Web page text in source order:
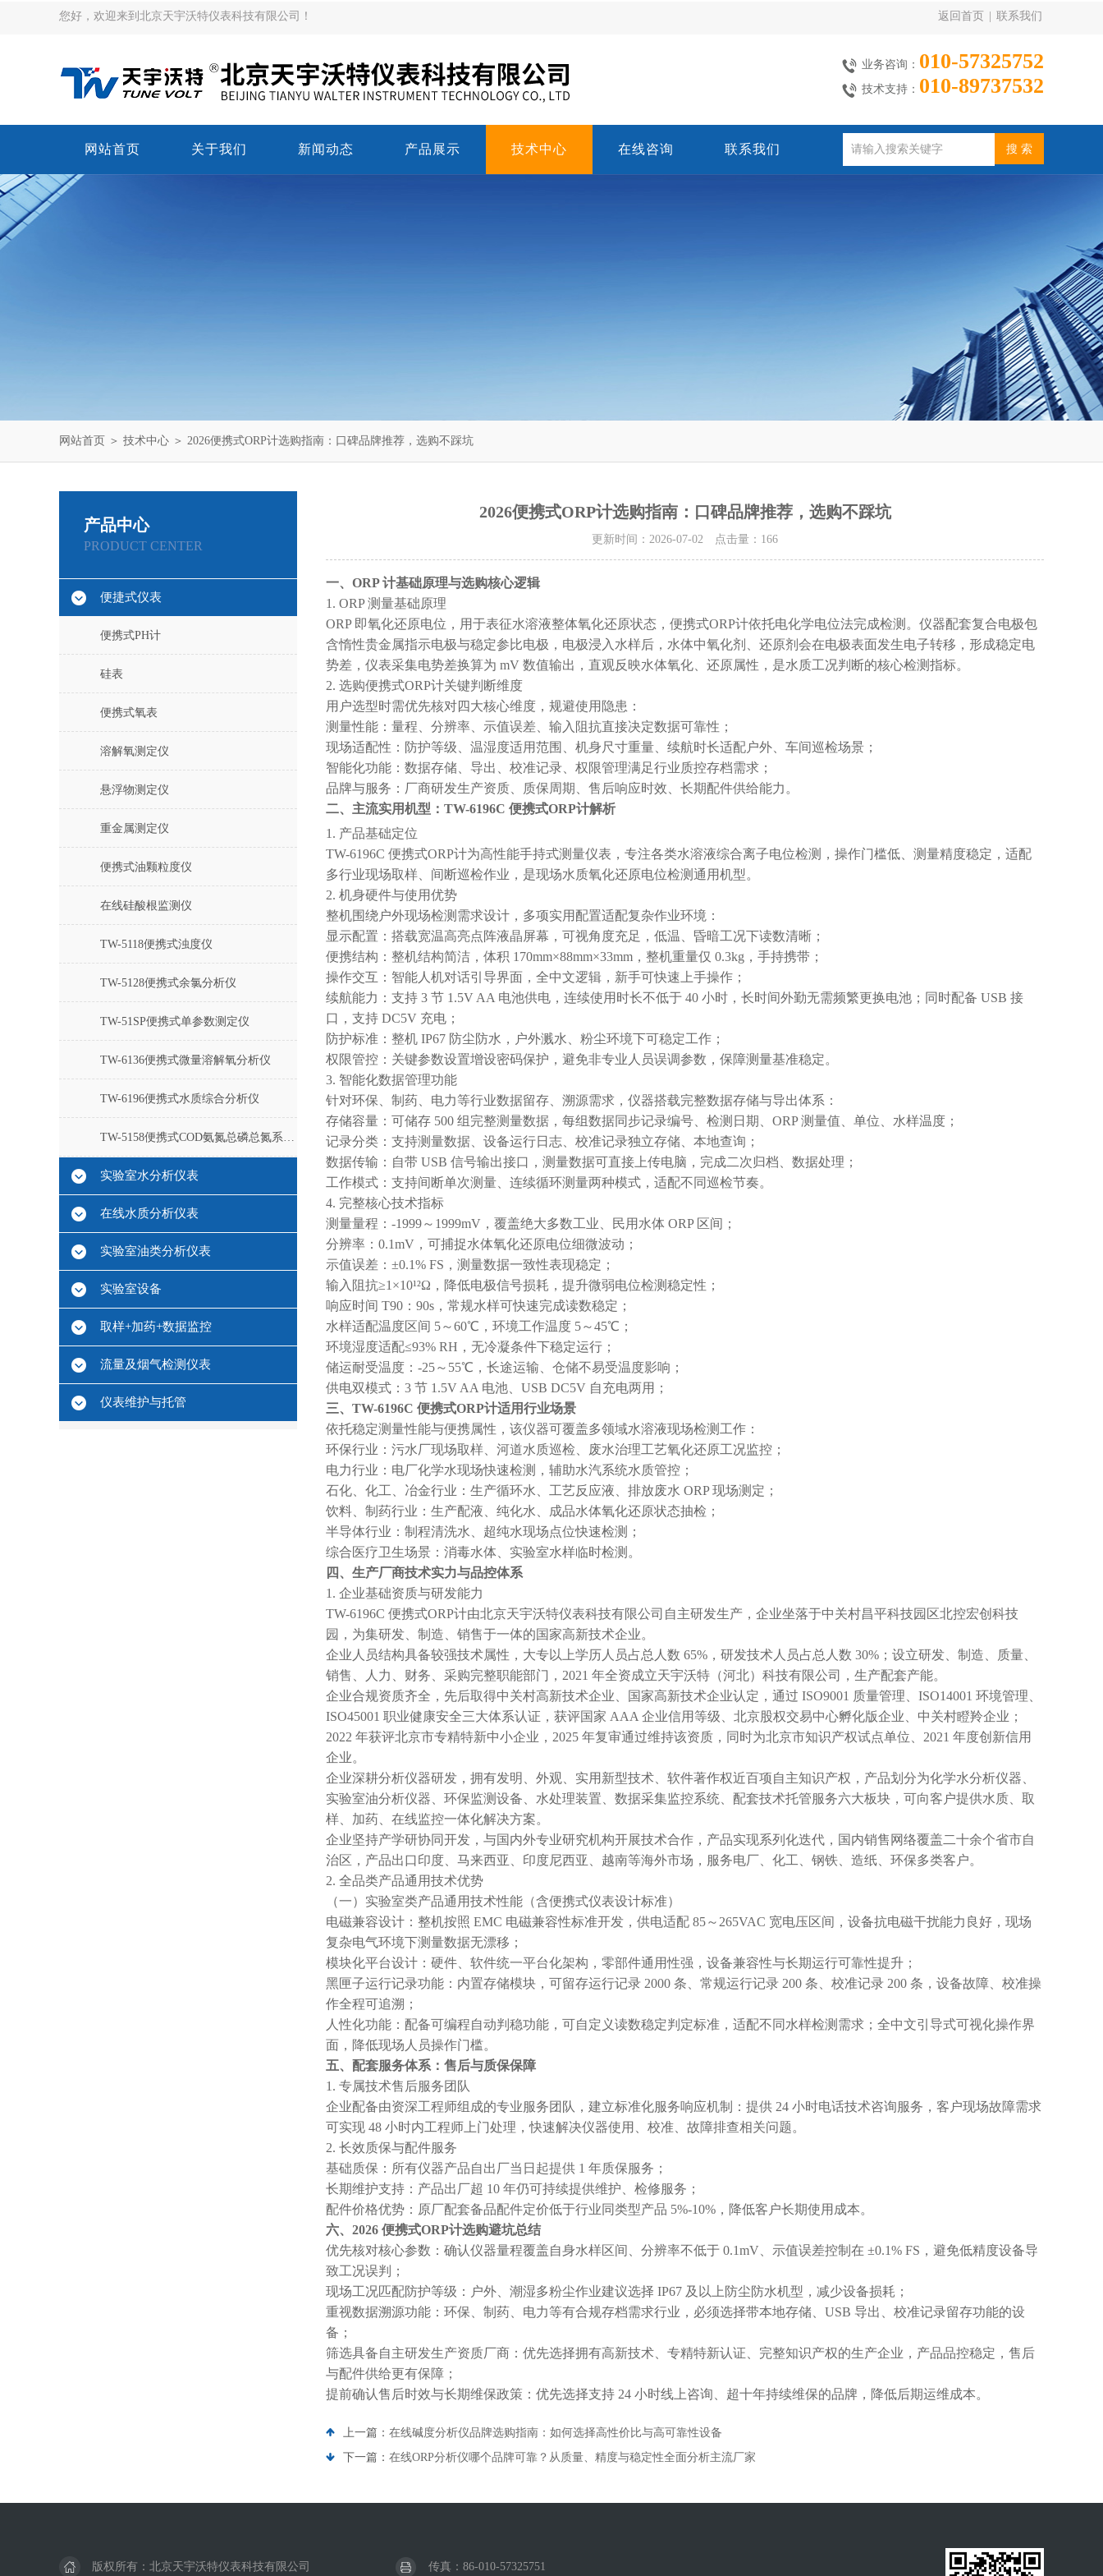
您好，欢迎来到北京天宇沃特仪表科技有限公司！ 返回首页 联系我们
业务咨询： 010-57325752
技术支持： 010-89737532
网站首页 关于我们 新闻动态 产品展示 技术中心 在线咨询 联系我们
网站首页 ＞ 技术中心 ＞ 2026便携式ORP计选购指南：口碑品牌推荐，选购不踩坑
产品中心
PRODUCT CENTER
便捷式仪表
便携式PH计
硅表
便携式氧表
溶解氧测定仪
悬浮物测定仪
重金属测定仪
便携式油颗粒度仪
在线硅酸根监测仪
TW-5118便携式浊度仪
TW-5128便携式余氯分析仪
TW-51SP便携式单参数测定仪
TW-6136便携式微量溶解氧分析仪
TW-6196便携式水质综合分析仪
TW-5158便携式COD氨氮总磷总氮系列测定仪
实验室水分析仪表
在线水质分析仪表
实验室油类分析仪表
实验室设备
取样+加药+数据监控
流量及烟气检测仪表
仪表维护与托管
2026便携式ORP计选购指南：口碑品牌推荐，选购不踩坑
更新时间：2026-07-02 点击量： 166
一、ORP 计基础原理与选购核心逻辑
1. ORP 测量基础原理
ORP 即氧化还原电位，用于表征水溶液整体氧化还原状态，便携式ORP计依托电化学电位法完成检测。仪器配套复合电极包
含惰性贵金属指示电极与稳定参比电极，电极浸入水样后，水体中氧化剂、还原剂会在电极表面发生电子转移，形成稳定电
势差，仪表采集电势差换算为 mV 数值输出，直观反映水体氧化、还原属性，是水质工况判断的核心检测指标。
2. 选购便携式ORP计关键判断维度
用户选型时需优先核对四大核心维度，规避使用隐患：
测量性能：量程、分辨率、示值误差、输入阻抗直接决定数据可靠性；
现场适配性：防护等级、温湿度适用范围、机身尺寸重量、续航时长适配户外、车间巡检场景；
智能化功能：数据存储、导出、校准记录、权限管理满足行业质控存档需求；
品牌与服务：厂商研发生产资质、质保周期、售后响应时效、长期配件供给能力。
二、主流实用机型：TW-6196C 便携式ORP计解析
1. 产品基础定位
TW-6196C 便携式ORP计为高性能手持式测量仪表，专注各类水溶液综合离子电位检测，操作门槛低、测量精度稳定，适配
多行业现场取样、间断巡检作业，是现场水质氧化还原电位检测通用机型。
2. 机身硬件与使用优势
整机围绕户外现场检测需求设计，多项实用配置适配复杂作业环境：
显示配置：搭载宽温高亮点阵液晶屏幕，可视角度充足，低温、昏暗工况下读数清晰；
便携结构：整机结构简洁，体积 170mm×88mm×33mm，整机重量仅 0.3kg，手持携带；
操作交互：智能人机对话引导界面，全中文逻辑，新手可快速上手操作；
续航能力：支持 3 节 1.5V AA 电池供电，连续使用时长不低于 40 小时，长时间外勤无需频繁更换电池；同时配备 USB 接
口，支持 DC5V 充电；
防护标准：整机 IP67 防尘防水，户外溅水、粉尘环境下可稳定工作；
权限管控：关键参数设置增设密码保护，避免非专业人员误调参数，保障测量基准稳定。
3. 智能化数据管理功能
针对环保、制药、电力等行业数据留存、溯源需求，仪器搭载完整数据存储与导出体系：
存储容量：可储存 500 组完整测量数据，每组数据同步记录编号、检测日期、ORP 测量值、单位、水样温度；
记录分类：支持测量数据、设备运行日志、校准记录独立存储、本地查询；
数据传输：自带 USB 信号输出接口，测量数据可直接上传电脑，完成二次归档、数据处理；
工作模式：支持间断单次测量、连续循环测量两种模式，适配不同巡检节奏。
4. 完整核心技术指标
测量量程：-1999～1999mV，覆盖绝大多数工业、民用水体 ORP 区间；
分辨率：0.1mV，可捕捉水体氧化还原电位细微波动；
示值误差：±0.1% FS，测量数据一致性表现稳定；
输入阻抗≥1×10¹²Ω，降低电极信号损耗，提升微弱电位检测稳定性；
响应时间 T90：90s，常规水样可快速完成读数稳定；
水样适配温度区间 5～60℃，环境工作温度 5～45℃；
环境湿度适配≤93% RH，无冷凝条件下稳定运行；
储运耐受温度：-25～55℃，长途运输、仓储不易受温度影响；
供电双模式：3 节 1.5V AA 电池、USB DC5V 自充电两用；
三、TW-6196C 便携式ORP计适用行业场景
依托稳定测量性能与便携属性，该仪器可覆盖多领域水溶液现场检测工作：
环保行业：污水厂现场取样、河道水质巡检、废水治理工艺氧化还原工况监控；
电力行业：电厂化学水现场快速检测，辅助水汽系统水质管控；
石化、化工、冶金行业：生产循环水、工艺反应液、排放废水 ORP 现场测定；
饮料、制药行业：生产配液、纯化水、成品水体氧化还原状态抽检；
半导体行业：制程清洗水、超纯水现场点位快速检测；
综合医疗卫生场景：消毒水体、实验室水样临时检测。
四、生产厂商技术实力与品控体系
1. 企业基础资质与研发能力
TW-6196C 便携式ORP计由北京天宇沃特仪表科技有限公司自主研发生产，企业坐落于中关村昌平科技园区北控宏创科技
园，为集研发、制造、销售于一体的国家高新技术企业。
企业人员结构具备较强技术属性，大专以上学历人员占总人数 65%，研发技术人员占总人数 30%；设立研发、制造、质量、
销售、人力、财务、采购完整职能部门，2021 年全资成立天宇沃特（河北）科技有限公司，生产配套产能。
企业合规资质齐全，先后取得中关村高新技术企业、国家高新技术企业认定，通过 ISO9001 质量管理、ISO14001 环境管理、
ISO45001 职业健康安全三大体系认证，获评国家 AAA 企业信用等级、北京股权交易中心孵化版企业、中关村瞪羚企业；
2022 年获评北京市专精特新中小企业，2025 年复审通过维持该资质，同时为北京市知识产权试点单位、2021 年度创新信用
企业。
企业深耕分析仪器研发，拥有发明、外观、实用新型技术、软件著作权近百项自主知识产权，产品划分为化学水分析仪器、
实验室油分析仪器、环保监测设备、水处理装置、数据采集监控系统、配套技术托管服务六大板块，可向客户提供水质、取
样、加药、在线监控一体化解决方案。
企业坚持产学研协同开发，与国内外专业研究机构开展技术合作，产品实现系列化迭代，国内销售网络覆盖二十余个省市自
治区，产品出口印度、马来西亚、印度尼西亚、越南等海外市场，服务电厂、化工、钢铁、造纸、环保多类客户。
2. 全品类产品通用技术优势
（一）实验室类产品通用技术性能（含便携式仪表设计标准）
电磁兼容设计：整机按照 EMC 电磁兼容性标准开发，供电适配 85～265VAC 宽电压区间，设备抗电磁干扰能力良好，现场
复杂电气环境下测量数据无漂移；
模块化平台设计：硬件、软件统一平台化架构，零部件通用性强，设备兼容性与长期运行可靠性提升；
黑匣子运行记录功能：内置存储模块，可留存运行记录 2000 条、常规运行记录 200 条、校准记录 200 条，设备故障、校准操
作全程可追溯；
人性化功能：配备可编程自动判稳功能，可自定义读数稳定判定标准，适配不同水样检测需求；全中文引导式可视化操作界
面，降低现场人员操作门槛。
五、配套服务体系：售后与质保保障
1. 专属技术售后服务团队
企业配备由资深工程师组成的专业服务团队，建立标准化服务响应机制：提供 24 小时电话技术咨询服务，客户现场故障需求
可实现 48 小时内工程师上门处理，快速解决仪器使用、校准、故障排查相关问题。
2. 长效质保与配件服务
基础质保：所有仪器产品自出厂当日起提供 1 年质保服务；
长期维护支持：产品出厂超 10 年仍可持续提供维护、检修服务；
配件价格优势：原厂配套备品配件定价低于行业同类型产品 5%-10%，降低客户长期使用成本。
六、2026 便携式ORP计选购避坑总结
优先核对核心参数：确认仪器量程覆盖自身水样区间、分辨率不低于 0.1mV、示值误差控制在 ±0.1% FS，避免低精度设备导
致工况误判；
现场工况匹配防护等级：户外、潮湿多粉尘作业建议选择 IP67 及以上防尘防水机型，减少设备损耗；
重视数据溯源功能：环保、制药、电力等有合规存档需求行业，必须选择带本地存储、USB 导出、校准记录留存功能的设
备；
筛选具备自主研发生产资质厂商：优先选择拥有高新技术、专精特新认证、完整知识产权的生产企业，产品品控稳定，售后
与配件供给更有保障；
提前确认售后时效与长期维保政策：优先选择支持 24 小时线上咨询、超十年持续维保的品牌，降低后期运维成本。
上一篇： 在线碱度分析仪品牌选购指南：如何选择高性价比与高可靠性设备
下一篇： 在线ORP分析仪哪个品牌可靠？从质量、精度与稳定性全面分析主流厂家
版权所有：北京天宇沃特仪表科技有限公司 传真：86-010-57325751